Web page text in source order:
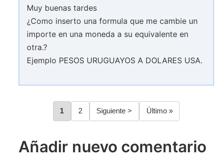
Muy buenas tardes
¿Como inserto una formula que me cambie un
importe en una moneda a su equivalente en
otra.?
Ejemplo PESOS URUGUAYOS A DOLARES USA.
Paginación
Página
1 Página
2
Siguiente
página
Siguiente >
Última
página
Último »
Añadir nuevo comentario